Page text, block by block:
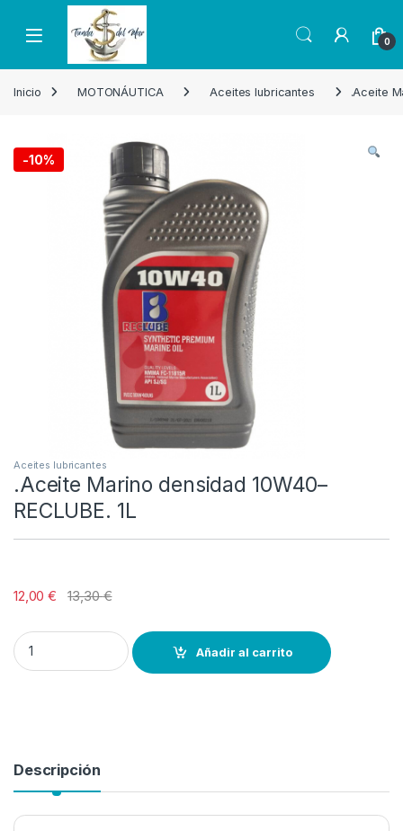
Skip to navigation
Skip to content
Open 0
Inicio MOTONÁUTICA Aceites lubricantes .Aceite
-10%
Aceites lubricantes
.Aceite Marino densidad 10W40–
RECLUBE. 1L
12,00€ 13,30€
.Aceite Marino densidad 10W40-- RECLUBE. 1L quantity
Añadir al carrito
Descripción